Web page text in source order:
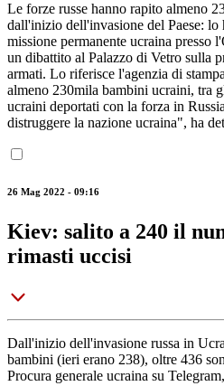
Le forze russe hanno rapito almeno
dall'inizio dell'invasione del Paese: lo
missione permanente ucraina
un dibattito al Palazzo di Vetro sulla
armati. Lo riferisce l'agenzia di
almeno 230mila bambini ucraini, tra
ucraini deportati con la forza in
distruggere la nazione ucraina", ha
26 Mag 2022 - 09:16
Kiev: salito a 240 il
rimasti uccisi
Dall'inizio dell'invasione russa in
bambini (ieri erano 238), oltre 436
Procura generale ucraina su